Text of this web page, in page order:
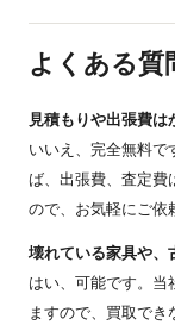
よくある質
見積もりや出張費は
いいえ、完全無料で
ば、出張費、査定費
ので、お気軽にご依
壊れている家具や、
はい、可能です。当
ますので、買取で